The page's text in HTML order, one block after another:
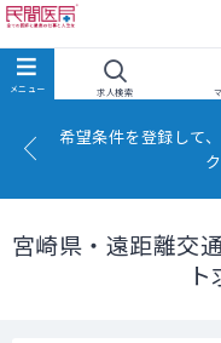
求人検索
希望条件を登録して
宮崎県・遠距離交